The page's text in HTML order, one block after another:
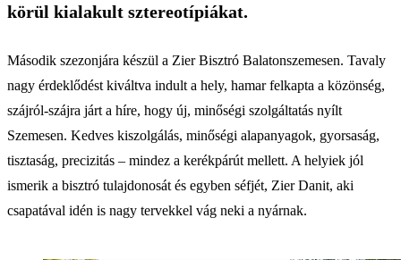
körül kialakult sztereotípiákat.
Második szezonjára készül a Zier Bisztró Balatonszemesen. Tavaly
nagy érdeklődést kiváltva indult a hely, hamar felkapta a közönség,
szájról-szájra járt a híre, hogy új, minőségi szolgáltatás nyílt
Szemesen. Kedves kiszolgálás, minőségi alapanyagok, gyorsaság,
tisztaság, precizitás – mindez a kerékpárút mellett. A helyiek jól
ismerik a bisztró tulajdonosát és egyben séfjét, Zier Danit, aki
csapatával idén is nagy tervekkel vág neki a nyárnak.